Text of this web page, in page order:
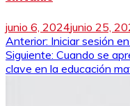
junio 6, 2024junio 25,
Navegación
de
Anterior: Iniciar sesión
Siguiente: Cuando se
clave en la educación